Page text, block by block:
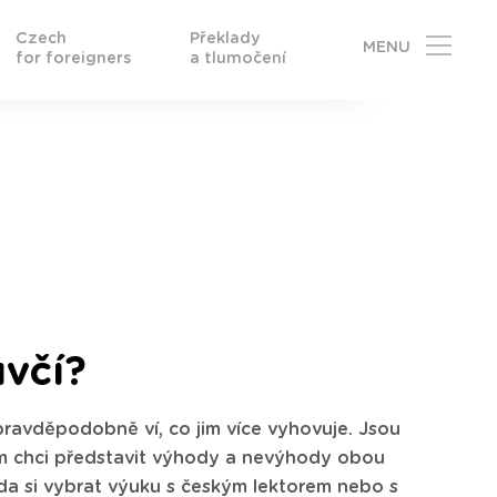
Czech
for foreigners
Překlady
a tlumočení
MENU
ví, co jim více vyhovuje. Jsou
chci představit výhody a nevýhody obou
si vybrat výuku s českým lektorem nebo s